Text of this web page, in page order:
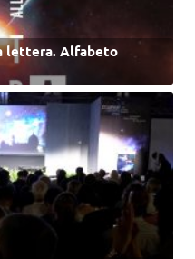
lettera. Alfabeto